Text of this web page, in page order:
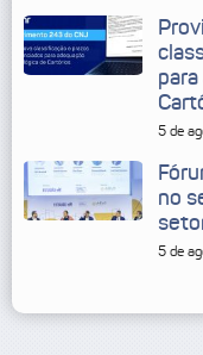
5 de
no
5 de